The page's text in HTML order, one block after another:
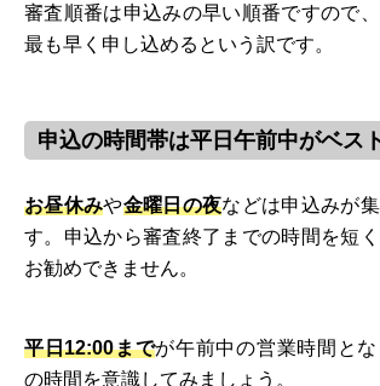
審査順番は申込みの早い順番ですので
最も早く申し込めるという訳です。
申込の時間帯は平日午前中がベス
お昼休みや金曜日の夜などは申込みが
す。申込から審査終了までの時間を短
お勧めできません。
平日12:00までが午前中の営業時間と
の時間を意識してみましょう。